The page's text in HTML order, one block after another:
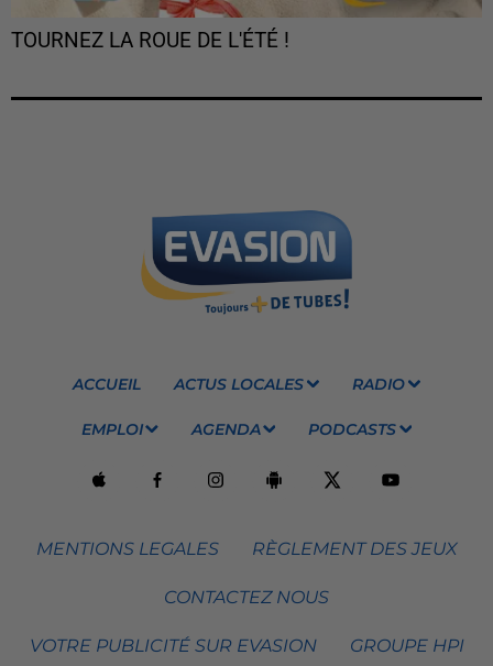
TOURNEZ LA ROUE DE L'ÉTÉ !
ACCUEIL ACTUS LOCALES RADIO
EMPLOI AGENDA PODCASTS
MENTIONS LEGALES RÈGLEMENT DES JEUX
CONTACTEZ NOUS
VOTRE PUBLICITÉ SUR EVASION GROUPE HPI